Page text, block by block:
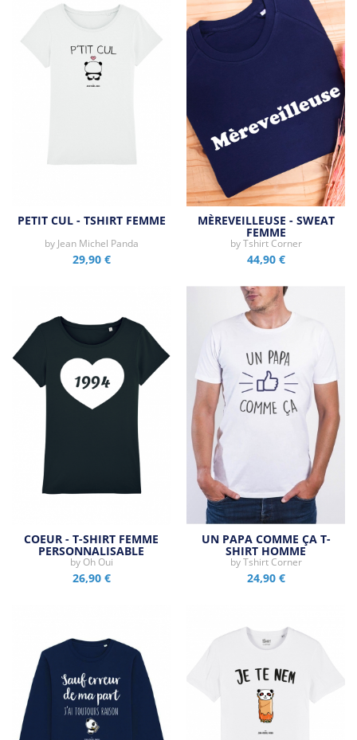
PETIT CUL - TSHIRT FEMME
by Jean Michel Panda
29,90 €
MÈREVEILLEUSE - SWEAT
FEMME
byTshirt Corner
44,90 €
COEUR - T-SHIRT FEMME
PERSONNALISABLE
by Oh Oui
26,90 €
UN PAPA COMME ÇA T-
SHIRT HOMME
byTshirt Corner
24,90 €